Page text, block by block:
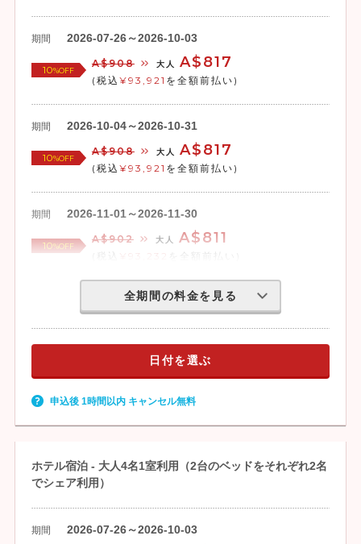
期間 2026-07-26～2026-10-03
10%OFF
A$908 大人 A$817
(税込 ¥93,921 を全額前払い)
期間 2026-10-04～2026-10-31
10%OFF
A$908 大人 A$817
(税込 ¥93,921 を全額前払い)
期間 2026-11-01～2026-11-30
10%OFF
A$902 大人 A$811
(税込 ¥93,232 を全額前払い)
全期間の料金を見る
日付を選ぶ
申込後 1時間以内 キャンセル無料
ホテル宿泊 - 大人4名1室利用（2台のベッドをそれぞれ2名
でシェア利用）
期間 2026-07-26～2026-10-03